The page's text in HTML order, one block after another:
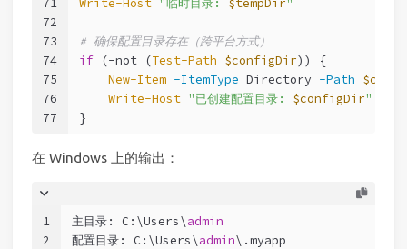
72
73
74
75
76
77
# 确保配置目录存在（跨平台方式）
if (-not (Test-Path $configDir)) {
New-Item -ItemType Directory -Path
Write-Host "已创建配置目录: $configDir"
}
在 Windows 上的输出：
1
2
主目录: C:\Users\admin
配置目录: C:\Users\admin\.myapp